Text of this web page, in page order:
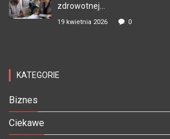
zdrowotnej...
19 kwietnia 2026 0
KATEGORIE
Biznes
Ciekawe